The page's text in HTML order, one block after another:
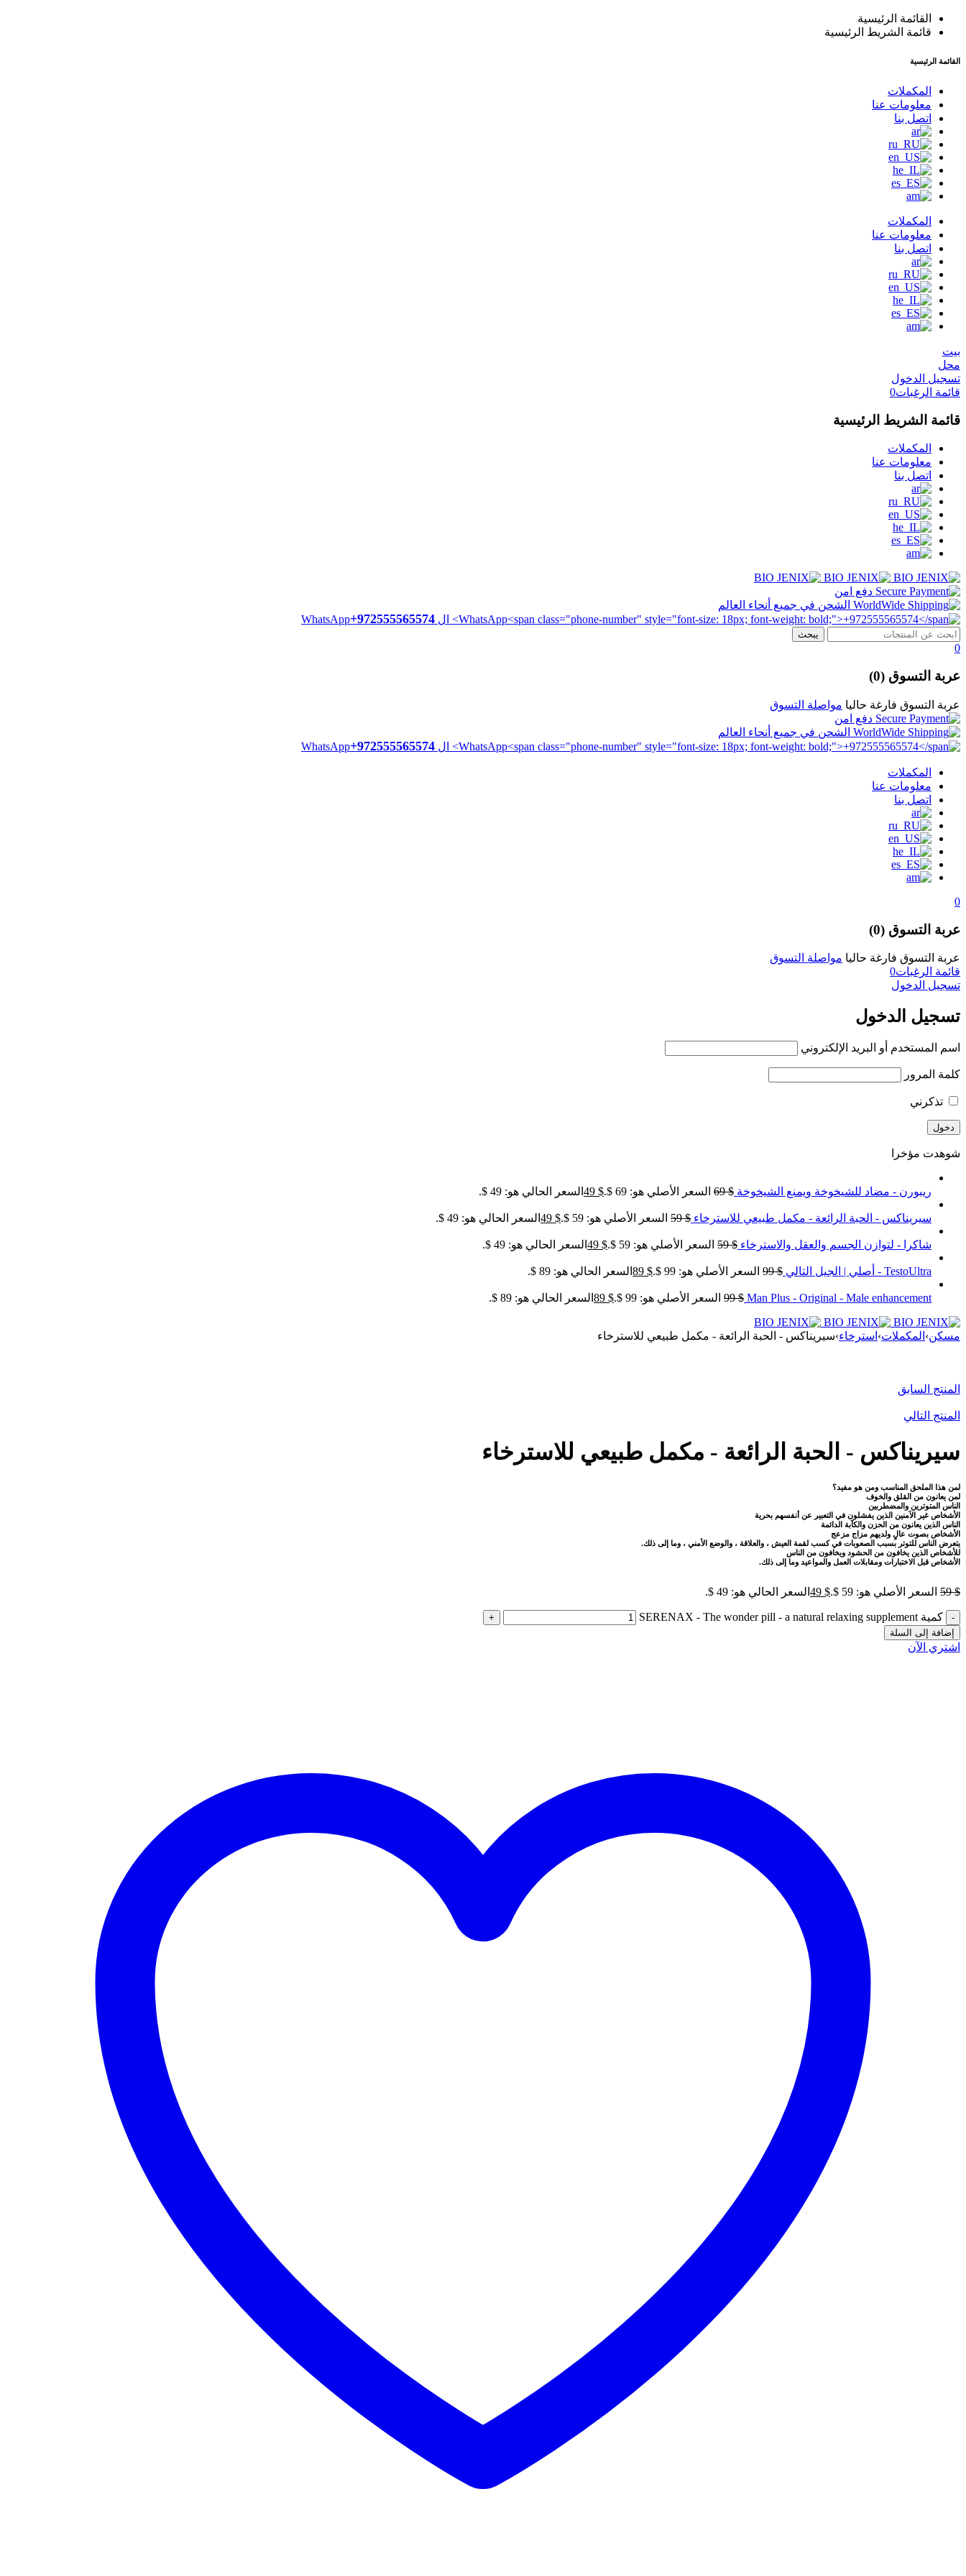
القائمة الرئيسية
قائمة الشريط الرئيسية
القائمة الرئيسية
المكملات
معلومات عنا
اتصل بنا
المكملات
معلومات عنا
اتصل بنا
بيت
محل
تسجيل الدخول
قائمة الرغبات0
قائمة الشريط الرئيسية
المكملات
معلومات عنا
اتصل بنا
دفع امن
الشحن في جميع أنحاء العالم
ال WhatsApp +972555565574
0
عربة التسوق (0)
عربة التسوق فارغة حاليا مواصلة التسوق
دفع امن
الشحن في جميع أنحاء العالم
ال WhatsApp +972555565574
المكملات
معلومات عنا
اتصل بنا
0
عربة التسوق (0)
عربة التسوق فارغة حاليا مواصلة التسوق
قائمة الرغبات0
تسجيل الدخول
تسجيل الدخول
اسم المستخدم أو البريد الإلكتروني
كلمة المرور
تذكرني
شوهدت مؤخرا
ريبورن - مضاد للشيخوخة ويمنع الشيخوخة 69$ السعر الأصلي هو: 69 $. 49 $ السعر الحالي هو: 49 $.
سيريناكس - الحبة الرائعة - مكمل طبيعي للاسترخاء 59$ السعر الأصلي هو: 59 $. 49 $ السعر الحالي هو: 49 $.
شاكرا - لتوازن الجسم والعقل والاسترخاء 59$ السعر الأصلي هو: 59 $. 49 $ السعر الحالي هو: 49 $.
TestoUltra - أصلي | الجيل التالي 99$ السعر الأصلي هو: 99 $. 89 $ السعر الحالي هو: 89 $.
Man Plus - Original - Male enhancement
99$ السعر الأصلي هو: 99 $. 89 $ السعر الحالي هو: 89 $.
مسكن› المكملات› استرخاء›سيريناكس - الحبة الرائعة - مكمل طبيعي للاسترخاء
المنتج السابق
المنتج التالي
سيريناكس - الحبة الرائعة - مكمل طبيعي للاسترخاء
لمن هذا الملحق المناسب ومن هو مفيد؟
لمن يعانون من القلق والخوف
الناس المتوترين والمضطربين
الأشخاص غير الآمنين الذين يفشلون في التعبير عن أنفسهم بحرية
الناس الذين يعانون من الحزن والكآبة الدائمة
الأشخاص بصوت عالٍ ولديهم مزاج مزعج
يتعرض الناس للتوتر بسبب الصعوبات في كسب لقمة العيش ، والعلاقة ، والوضع الأمني ، وما إلى ذلك.
للأشخاص الذين يخافون من الحشود ويخافون من الناس
الأشخاص قبل الاختبارات ومقابلات العمل والمواعيد وما إلى ذلك.
59$ السعر الأصلي هو: 59 $. 49 $ السعر الحالي هو: 49 $.
كمية SERENAX - The wonder pill - a natural relaxing supplement
إضافة إلى السلة
اشتري الآن